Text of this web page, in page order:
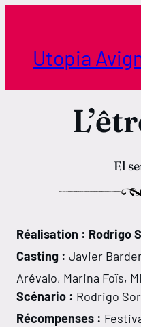
contenuUtopia
El
Réalisation : Rodrigo
Casting : Javier
Arévalo, Marina Foïs,
Scénario : Rodrigo
Récompenses :